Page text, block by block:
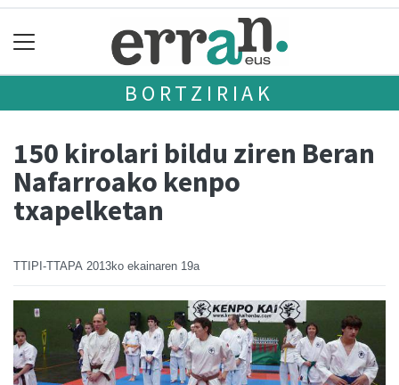
BORTZIRIAK
150 kirolari bildu ziren Beran
Nafarroako kenpo
txapelketan
TTIPI-TTAPA 2013ko ekainaren 19a